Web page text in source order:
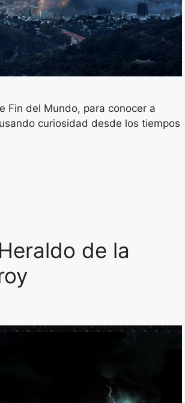
Fin del Mundo, para conocer a
curiosidad desde los tiempos
de la